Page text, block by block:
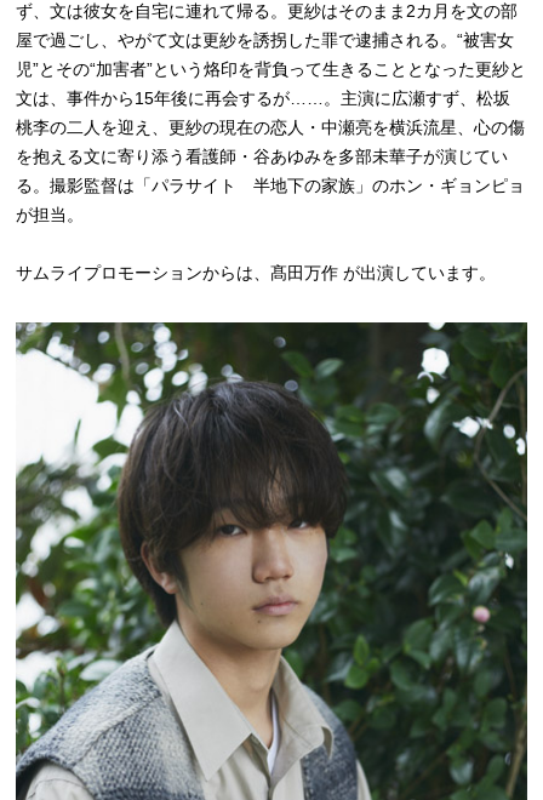
ず、文は彼女を自宅に連れて帰る。更紗はそのまま2カ月を文の部
屋で過ごし、やがて文は更紗を誘拐した罪で逮捕される。“被害女
児”とその“加害者”という烙印を背負って生きることとなった更紗と
文は、事件から15年後に再会するが……。主演に広瀬すず、松坂
桃李の二人を迎え、更紗の現在の恋人・中瀬亮を横浜流星、心の傷
を抱える文に寄り添う看護師・谷あゆみを多部未華子が演じてい
る。撮影監督は「パラサイト 半地下の家族」のホン・ギョンピョ
が担当。
サムライプロモーションからは、髙田万作 が出演しています。